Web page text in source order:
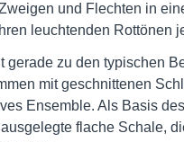
und Flechten in
leuchtenden Rottönen
gerade zu den typischen
mit geschnittenen
Ensemble. Als Basis
flache Schale,